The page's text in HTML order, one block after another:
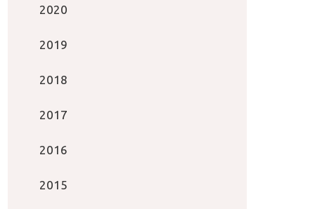
2020
2019
2018
2017
2016
2015